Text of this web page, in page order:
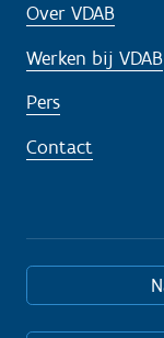
Over VDAB
Werken bij VDAB
Pers
Contact